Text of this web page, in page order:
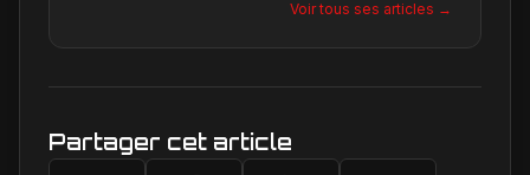
une passion contagieuse les dernières
créations, notamment chez Ferrari, sa marque
Voir tous ses articles →
Partager cet article